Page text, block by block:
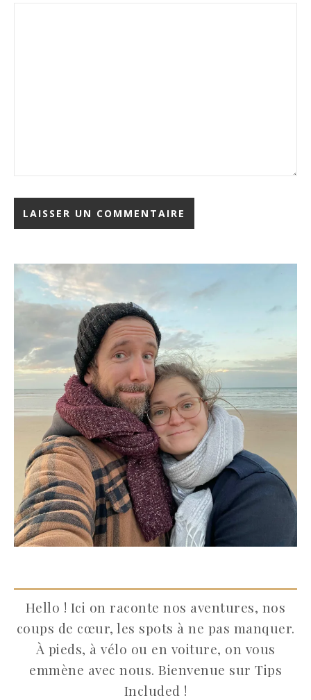
Hello ! Ici on raconte nos aventures, nos
coups de cœur, les spots à ne pas manquer.
À pieds, à vélo ou en voiture, on vous
emmène avec nous. Bienvenue sur Tips
Included !